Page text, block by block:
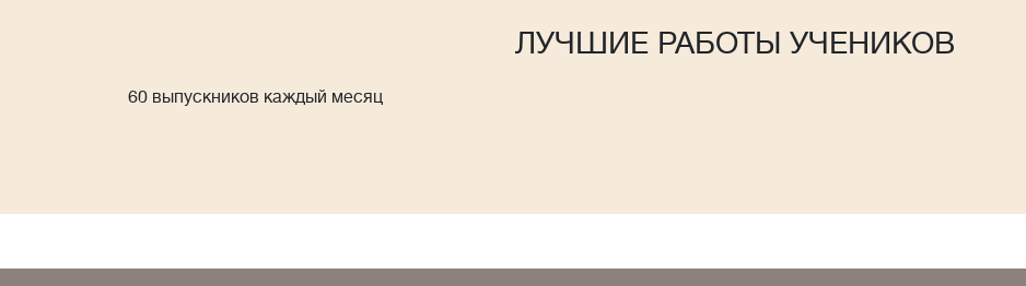
ЛУЧШИЕ РАБОТЫ УЧЕНИКОВ
60 выпускников каждый месяц